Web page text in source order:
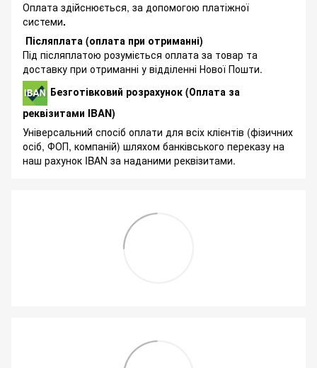
Оплата здійснюється, за допомогою платіжної
системи.
Післяплата (оплата при отриманні)
Під післяплатою розуміється оплата за товар та
доставку при отриманні у відділенні Нової Пошти.
Безготівковий розрахунок (Оплата за
реквізитами IBAN)
Універсальний спосіб оплати для всіх клієнтів (фізичних
осіб, ФОП, компаній) шляхом банківського переказу на
наш рахунок IBAN за наданими реквізитами.